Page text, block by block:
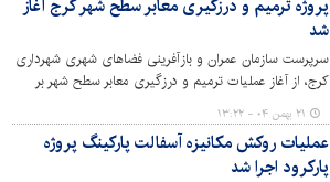
پروژه ترمیم و درزگیری معابر سطح شهر کرج آغاز
شد
سرپرست سازمان عمران و بازآفرینی فضاهای شهری شهرداری
کرج، از آغاز عملیات ترمیم و درزگیری معابر سطح شهر بر
اساس خروجی پایش آسفالت خبر داد.
۲۱ بهمن ۰۴ - ۱۳:۲۲
عملیات روکش مکانیزه آسفالت پارکینگ پروژه
پارکرود اجرا شد